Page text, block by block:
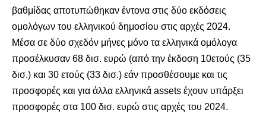
βαθμίδας αποτυπώθηκαν έντονα στις δύο εκδόσεις
ομολόγων του ελληνικού δημοσίου στις αρχές 2024.
Μέσα σε δύο σχεδόν μήνες μόνο τα ελληνικά ομόλογα
προσέλκυσαν 68 δισ. ευρώ (από την έκδοση 10ετούς (35
δισ.) και 30 ετούς (33 δισ.) εάν προσθέσουμε και τις
προσφορές και για άλλα ελληνικά assets έχουν υπάρξει
προσφορές στα 100 δισ. ευρώ στις αρχές του 2024.